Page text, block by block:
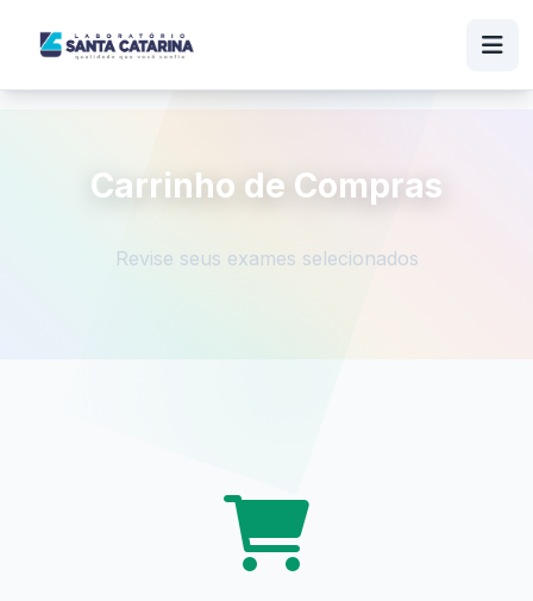
Carrinho de Compras
Revise seus exames selecionados